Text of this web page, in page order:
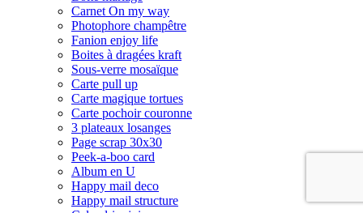
Carnet On my way
Photophore champêtre
Fanion enjoy life
Boites à dragées kraft
Sous-verre mosaïque
Carte pull up
Carte magique tortues
Carte pochoir couronne
3 plateaux losanges
Page scrap 30x30
Peek-a-boo card
Album en U
Happy mail deco
Happy mail structure